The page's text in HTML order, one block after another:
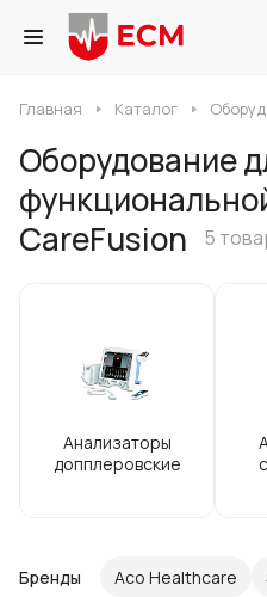
Главная Каталог
Оборудование
CareFusion
5
Анализаторы
допплеровские
Бренды Aco Healthcare